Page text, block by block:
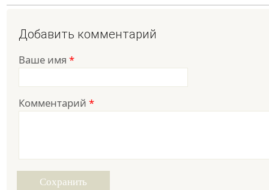
Добавить комментарий
Ваше имя *
Комментарий *